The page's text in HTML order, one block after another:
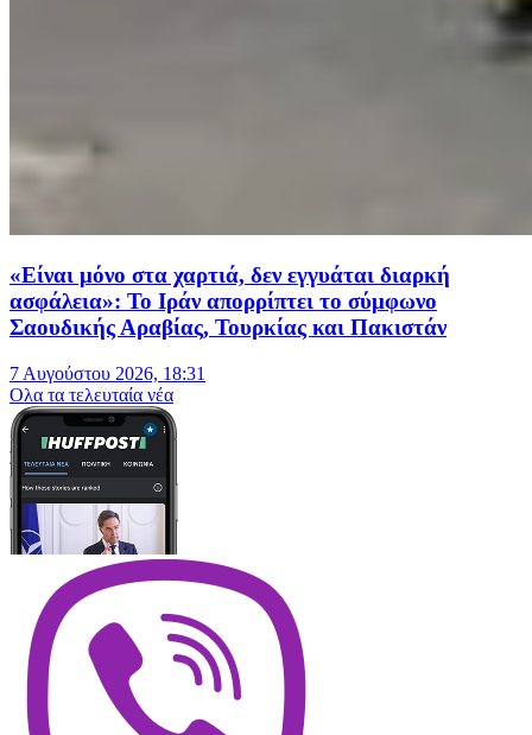
«Είναι μόνο στα χαρτιά, δεν εγγυάται διαρκή
ασφάλεια»: Το Ιράν απορρίπτει το σύμφωνο
Σαουδικής Αραβίας, Τουρκίας και Πακιστάν
7 Αυγούστου 2026, 18:31
Oλα τα τελευταία νέα